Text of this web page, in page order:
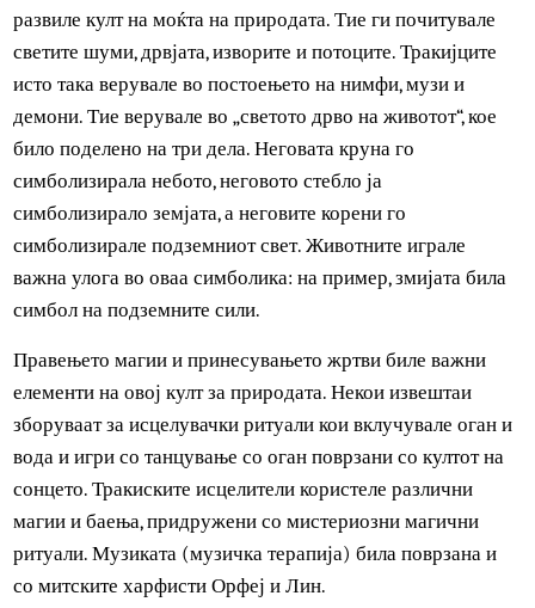
денес е тешко да се знае кои од нив беа најистакнати од
сите.
Како и повеќето антички цивилизации, Тракијците
развиле култ на моќта на природата. Тие ги почитувале
светите шуми, дрвјата, изворите и потоците. Тракијците
исто така верувале во постоењето на нимфи, музи и
демони. Тие верувале во „светото дрво на животот“, кое
било поделено на три дела. Неговата круна го
симболизирала небото, неговото стебло ја
симболизирало земјата, а неговите корени го
симболизирале подземниот свет. Животните играле
важна улога во оваа симболика: на пример, змијата била
симбол на подземните сили.
Правењето магии и принесувањето жртви биле важни
елементи на овој култ за природата. Некои извештаи
зборуваат за исцелувачки ритуали кои вклучувале оган